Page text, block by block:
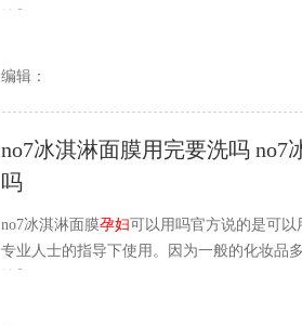
编辑：
no7冰淇淋面膜用完要洗吗 no7
吗
no7冰淇淋面膜孕妇可以用吗官方说的是可
专业人士的指导下使用。因为一般的化妆品